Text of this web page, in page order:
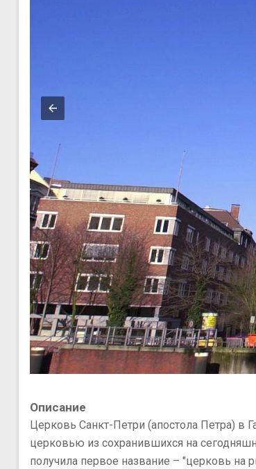
Описание
Церковь Санкт-Петри (апостола Петра) в
церковью из сохранившихся на
получила первое название – "церковь на